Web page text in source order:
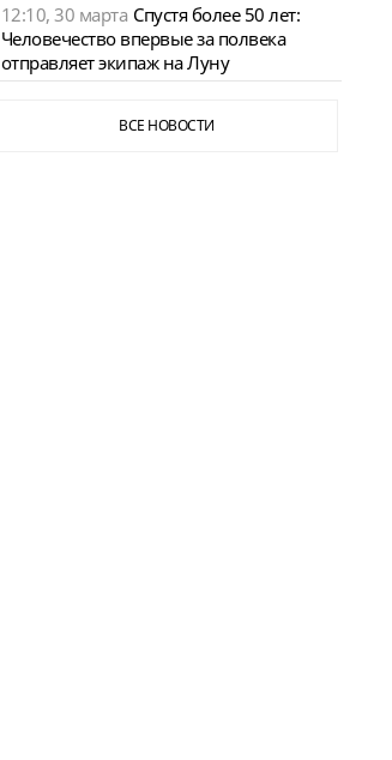
12:10, 30 марта Спустя более 50 лет:
Человечество впервые за полвека
отправляет экипаж на Луну
ВСЕ НОВОСТИ